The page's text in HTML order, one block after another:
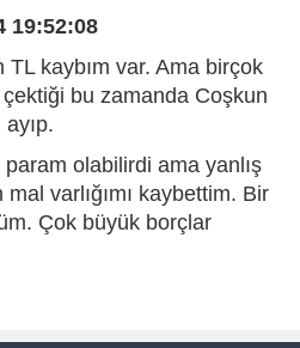
19:52:08
TL kaybım var. Ama birçok
çektiği bu zamanda Coşkun
ayıp.
olabilirdi ama yanlış
varlığımı kaybettim. Bir
Çok büyük borçlar